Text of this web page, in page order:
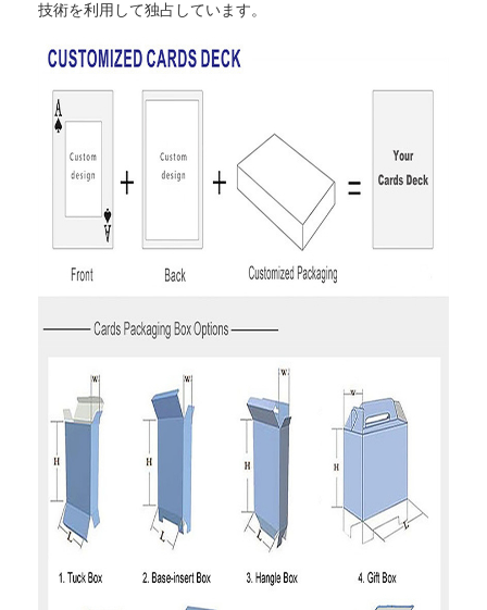
技術を利用して独占しています。